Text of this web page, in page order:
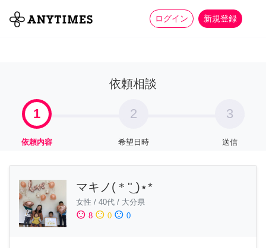
ログイン 新規登録
全て 家事 more_horiz
依頼相談
1
依頼内容
2
希望日時
3
送信
マキノ(＊'͜' )⋆*
女性 / 40代 / 大分県
sentiment_satisfied 8 sentiment_neutral 0 sentiment_dissatisfied 0